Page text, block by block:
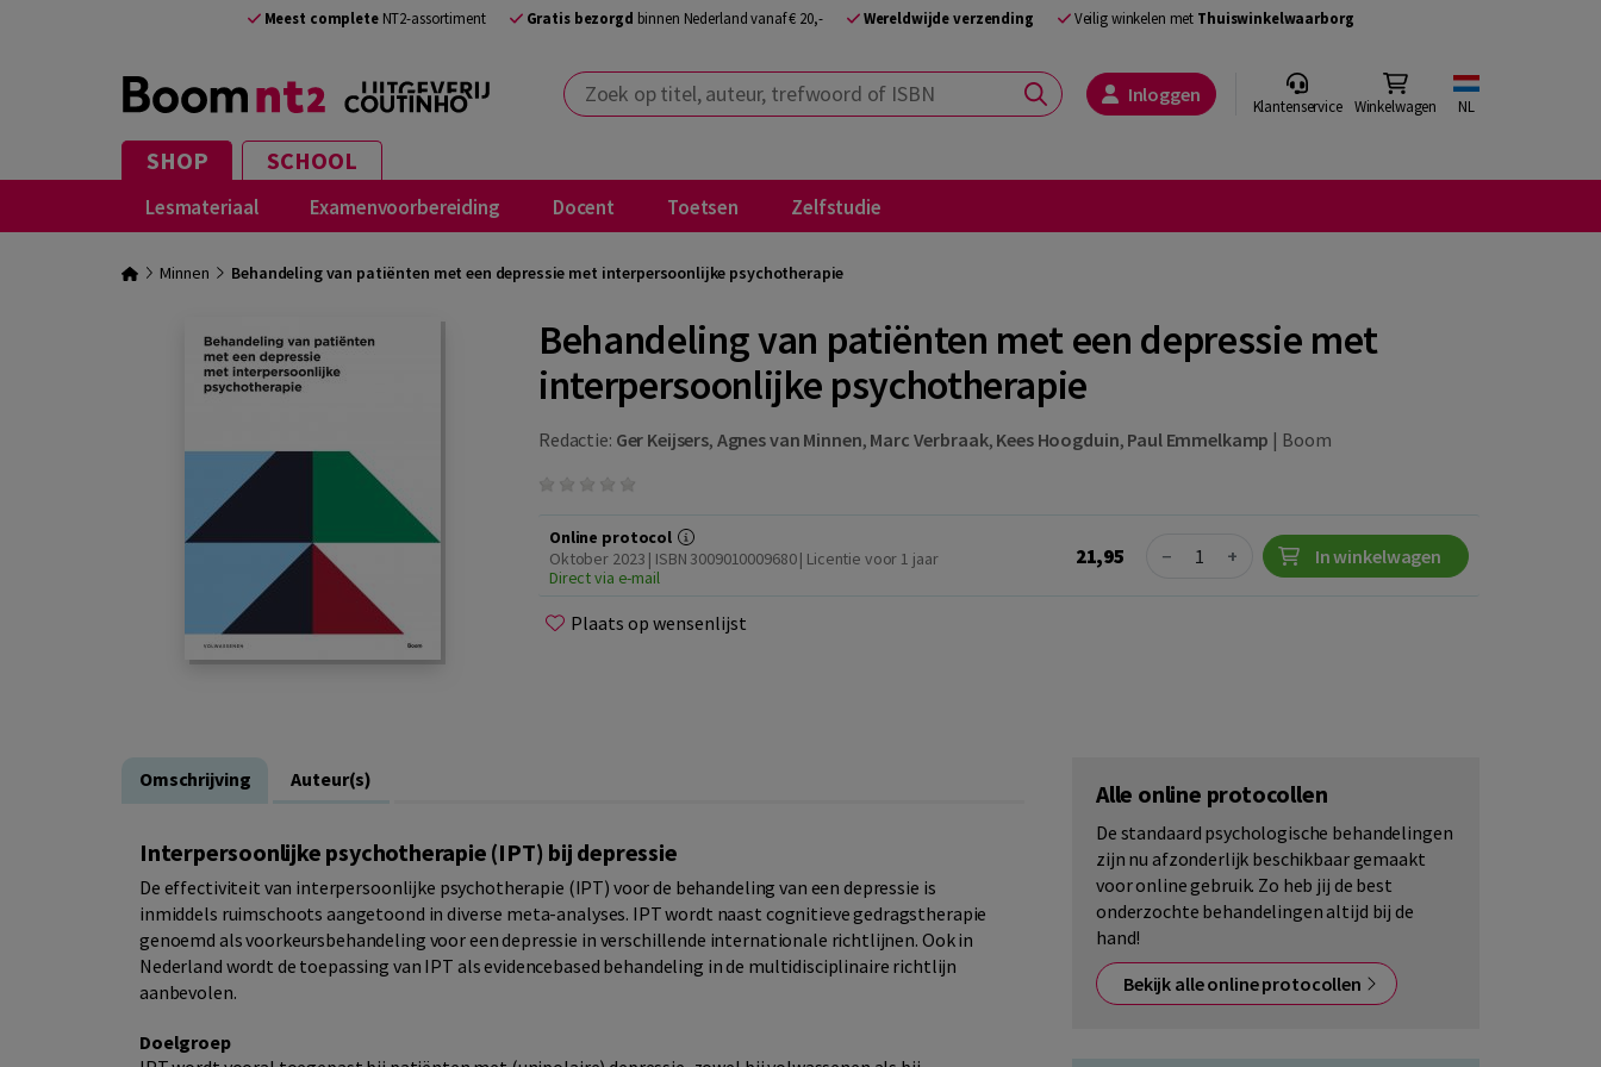
Meest completeNT2-assortiment Gratis bezorgd binnen Nederland vanaf € 20,- Wereldwijde verzending Veilig winkelen met Thuiswinkelwaarborg
Zoek op titel, auteur, trefwoord of ISBN Inloggen Klantenservice Winkelwagen NL
SHOP SCHOOL
Lesmateriaal Examenvoorbereiding Docent Toetsen Zelfstudie
Minnen Behandeling van patiënten met een depressie met interpersoonlijke psychotherapie
Behandeling van patiënten met een depressie met
interpersoonlijke psychotherapie
Redactie: Ger Keijsers, Agnes van Minnen, Marc Verbraak, Kees Hoogduin, Paul Emmelkamp | Boom
Online protocol
Oktober 2023 | ISBN 3009010009680 | Licentie voor 1 jaar
Direct via e-mail
21,95 Quantity
− + In winkelwagen
Plaats op wensenlijst
Omschrijving Auteur(s)
Interpersoonlijke psychotherapie (IPT) bij depressie
De effectiviteit van interpersoonlijke psychotherapie (IPT) voor de behandeling van een depressie is
inmiddels ruimschoots aangetoond in diverse meta-analyses. IPT wordt naast cognitieve gedragstherapie
genoemd als voorkeursbehandeling voor een depressie in verschillende internationale richtlijnen. Ook in
Nederland wordt de toepassing van IPT als evidencebased behandeling in de multidisciplinaire richtlijn
aanbevolen.
Doelgroep
Alle online protocollen
De standaard psychologische behandelingen
zijn nu afzonderlijk beschikbaar gemaakt
voor online gebruik. Zo heb jij de best
onderzochte behandelingen altijd bij de
hand!
Bekijk alle online protocollen